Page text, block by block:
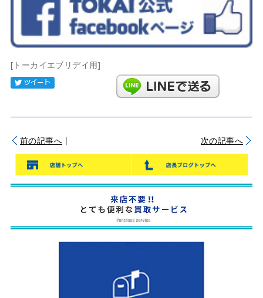
[トーカイエブリデイ用]
Tweet
前の記事へ ｜ 次の記事へ